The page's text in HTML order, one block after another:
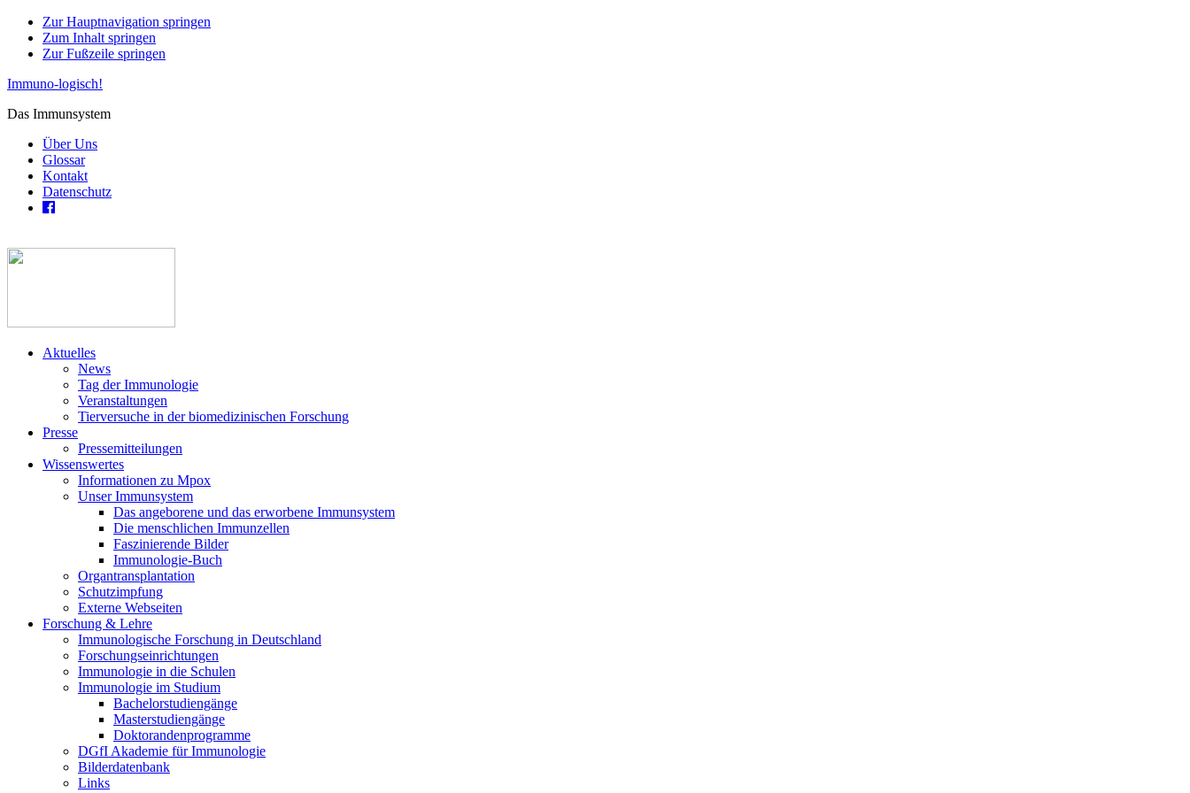
Zur Hauptnavigation springen
Zum Inhalt springen
Zur Fußzeile springen
Immuno-logisch!
Das Immunsystem
Über Uns
Glossar
Kontakt
Datenschutz
Aktuelles
News
Tag der Immunologie
Veranstaltungen
Tierversuche in der biomedizinischen Forschung
Presse
Pressemitteilungen
Wissenswertes
Informationen zu Mpox
Unser Immunsystem
Das angeborene und das erworbene Immunsystem
Die menschlichen Immunzellen
Faszinierende Bilder
Immunologie-Buch
Organtransplantation
Schutzimpfung
Externe Webseiten
Forschung & Lehre
Immunologische Forschung in Deutschland
Forschungseinrichtungen
Immunologie in die Schulen
Immunologie im Studium
Bachelorstudiengänge
Masterstudiengänge
Doktorandenprogramme
DGfI Akademie für Immunologie
Bilderdatenbank
Links